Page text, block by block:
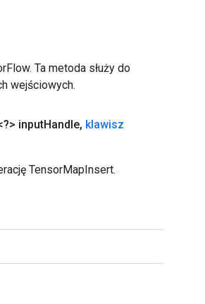
Ta metoda służy do
wejściowych.
inputHandle, klawisz
TensorMapInsert.